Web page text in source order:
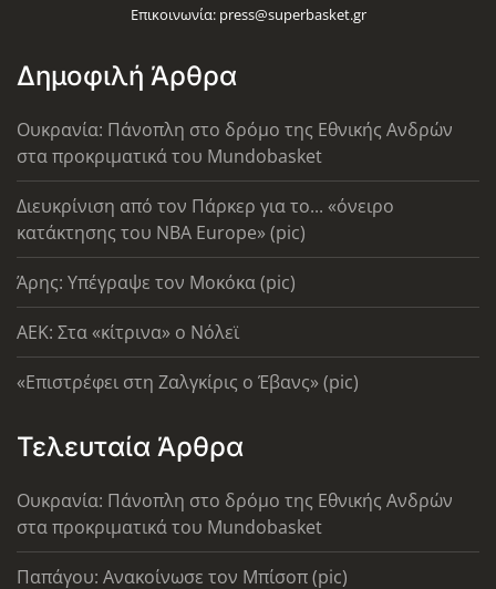
Επικοινωνία: press@superbasket.gr
Δημοφιλή Άρθρα
Ουκρανία: Πάνοπλη στο δρόμο της Εθνικής Ανδρών
στα προκριματικά του Mundobasket
Διευκρίνιση από τον Πάρκερ για το... «όνειρο
κατάκτησης του ΝΒΑ Europe» (pic)
Άρης: Υπέγραψε τον Μοκόκα (pic)
AEK: Στα «κίτρινα» ο Νόλεϊ
«Επιστρέφει στη Ζαλγκίρις ο Έβανς» (pic)
Τελευταία Άρθρα
Ουκρανία: Πάνοπλη στο δρόμο της Εθνικής Ανδρών
στα προκριματικά του Mundobasket
Παπάγου: Ανακοίνωσε τον Μπίσοπ (pic)